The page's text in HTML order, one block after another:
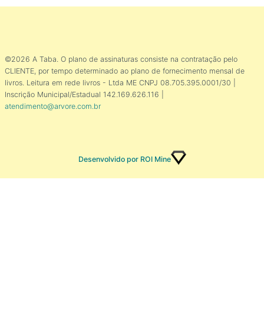
©2026 A Taba. O plano de assinaturas consiste na contratação pelo
CLIENTE, por tempo determinado ao plano de fornecimento mensal de
livros. Leitura em rede livros - Ltda ME CNPJ 08.705.395.0001/30 |
Inscrição Municipal/Estadual 142.169.626.116 |
atendimento@arvore.com.br
Desenvolvido por ROI Mine